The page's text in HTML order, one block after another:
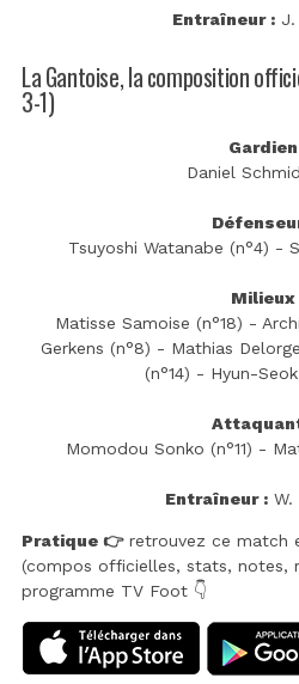
Entraîneur :J.
La Gantoise, la composition
3-1)
Daniel
Tsuyoshi Watanabe (n°4) -
Milieux
Matisse Samoise (n°18) -
Gerkens (n°8) - Mathias
(n°14) - Hyun-
Momodou Sonko (n°11) -
Entraîneur :W.
Pratique 👉retrouvez ce match
(compos officielles, stats, notes,
programme TV Foot 👇